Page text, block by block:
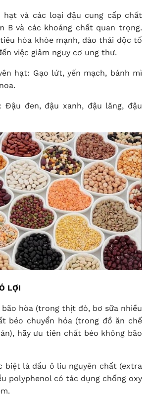
hạt và các loại đậu cung cấp chất
B và các khoáng chất quan trọng.
hóa khỏe mạnh, đào thải độc tố
việc giảm nguy cơ ung thư.
hạt: Gạo lứt, yến mạch, bánh mì
Đậu đen, đậu xanh, đậu lăng, đậu
LỢI
hòa (trong thịt đỏ, bơ sữa nhiều
béo chuyển hóa (trong đồ ăn chế
hãy ưu tiên chất béo không bão
biệt là dầu ô liu nguyên chất (extra
polyphenol có tác dụng chống oxy